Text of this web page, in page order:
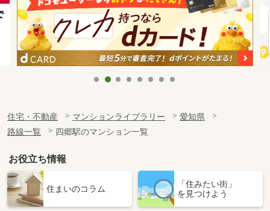
住宅・不動産 マンションライブラリー
愛知県
路線一覧
四郷駅のマンション一覧
お役立ち情報
住まいのコラム
「住みたい街」
を見つけよう